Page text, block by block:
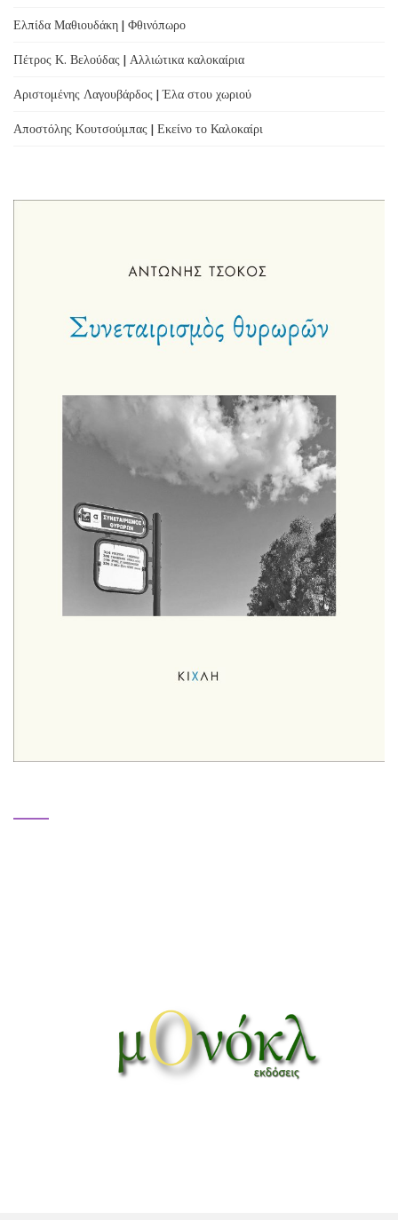
Ελπίδα Μαθιουδάκη | Φθινόπωρο
Πέτρος Κ. Βελούδας | Αλλιώτικα καλοκαίρια
Αριστομένης Λαγουβάρδος | Έλα στου χωριού
Αποστόλης Κουτσούμπας | Εκείνο το Καλοκαίρι